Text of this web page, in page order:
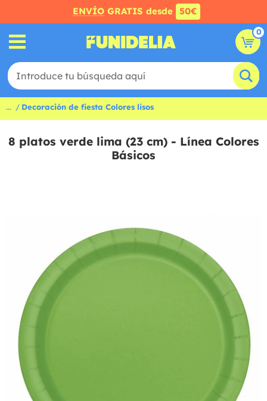
ENVÍO GRATIS desde 50€
0
... Decoración de fiesta Colores lisos
8 platos verde lima (23 cm) - Línea Colores
Básicos